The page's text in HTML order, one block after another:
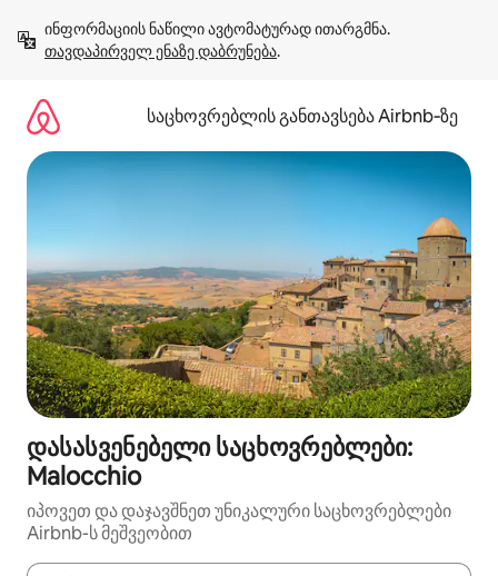
გადასვლა
თავდაპირველ ენაზე დაბრუნება.
საცხოვრებლის განთავსება Airbnb‑ზე
დასასვენებელი საცხოვრებლები:
Malocchio
იპოვეთ და დაჯავშნეთ უნიკალური საცხოვრებლები
Airbnb-ს მეშვეობით